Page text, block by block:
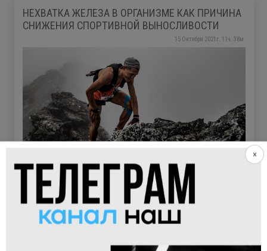
НЕХВАТКА ЖЕЛЕЗА В ОРГАНИЗМЕ КАК ПРИЧИНА
СНИЖЕНИЯ СПОРТИВНОЙ ВЫНОСЛИВОСТИ
15 Октября 2021г. 11ч. 38м.
просмотров
В этой статье рассказывается о том, почему спортсмен
может ощущать снижение работоспособности и
повышенную утомляемость
×